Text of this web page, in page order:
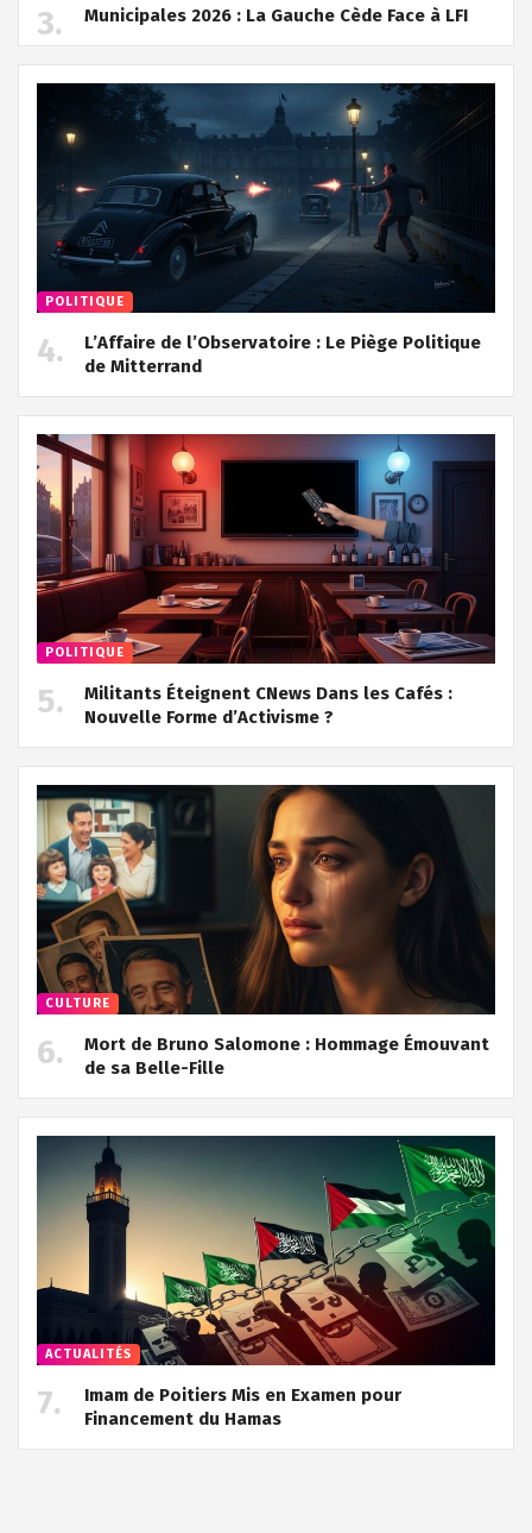
Municipales 2026 : La Gauche Cède Face à LFI
POLITIQUE
L’Affaire de l’Observatoire : Le Piège Politique
de Mitterrand
POLITIQUE
Militants Éteignent CNews Dans les Cafés :
Nouvelle Forme d’Activisme ?
CULTURE
Mort de Bruno Salomone : Hommage Émouvant
de sa Belle-Fille
ACTUALITÉS
Imam de Poitiers Mis en Examen pour
Financement du Hamas